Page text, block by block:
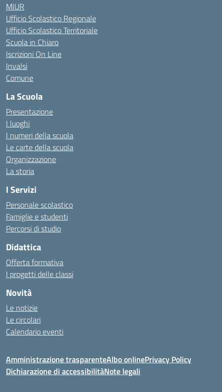
MIUR
Ufficio Scolastico Regionale
Ufficio Scolastico Territoriale
Scuola in Chiaro
Iscrizioni On Line
Invalsi
Comune
La Scuola
Presentazione
I luoghi
I numeri della scuola
Le carte della scuola
Organizzazione
La storia
I Servizi
Personale scolastico
Famiglie e studenti
Percorsi di studio
Didattica
Offerta formativa
I progetti delle classi
Novità
Le notizie
Le circolari
Calendario eventi
Amministrazione trasparenteAlbo onlinePrivacy Policy
Dichiarazione di accessibilitàNote legali